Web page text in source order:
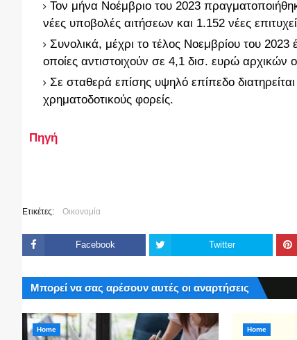
Τον μήνα Νοέμβριο του 2023
νέες υποβολές αιτήσεων και 1.152 νέες
Συνολικά, μέχρι το τέλος Νοεμβρίου του 2023
οποίες αντιστοιχούν σε 4,1 δισ. ευρώ αρχικών
Σε σταθερά επίσης υψηλό επίπεδο
χρηματοδοτικούς φορείς.
Πηγή
Ετικέτες: Οικονομία
Facebook Twitter
Μπορεί να σας αρέσουν αυτές οι αναρτήσεις
Home Home